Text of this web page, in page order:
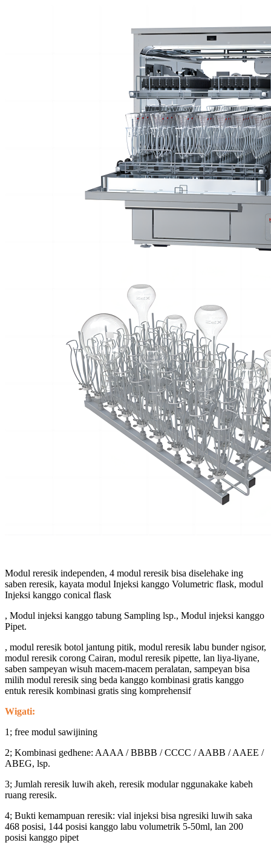
Modul reresik independen, 4 modul reresik bisa diselehake ing
saben reresik, kayata modul Injeksi kanggo Volumetric flask, modul
Injeksi kanggo conical flask
, Modul injeksi kanggo tabung Sampling lsp., Modul injeksi kanggo
Pipet.
, modul reresik botol jantung pitik, modul reresik labu bunder ngisor,
modul reresik corong Cairan, modul reresik pipette, lan liya-liyane,
saben sampeyan wisuh macem-macem peralatan, sampeyan bisa
milih modul reresik sing beda kanggo kombinasi gratis kanggo
entuk reresik kombinasi gratis sing komprehensif
Wigati:
1; free modul sawijining
2; Kombinasi gedhene: AAAA / BBBB / CCCC / AABB / AAEE /
ABEG, lsp.
3; Jumlah reresik luwih akeh, reresik modular nggunakake kabeh
ruang reresik.
4; Bukti kemampuan reresik: vial injeksi bisa ngresiki luwih saka
468 posisi, 144 posisi kanggo labu volumetrik 5-50ml, lan 200
posisi kanggo pipet